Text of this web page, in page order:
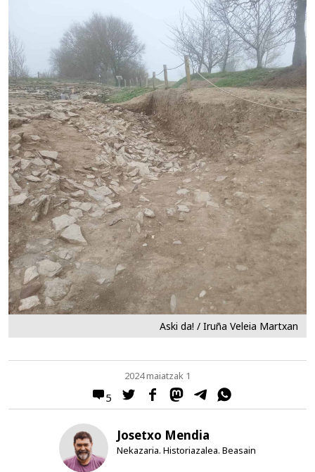
Aski da! / Iruña Veleia Martxan
5
2024 maiatzak 1
Josetxo Mendia
Nekazaria. Historiazalea. Beasain